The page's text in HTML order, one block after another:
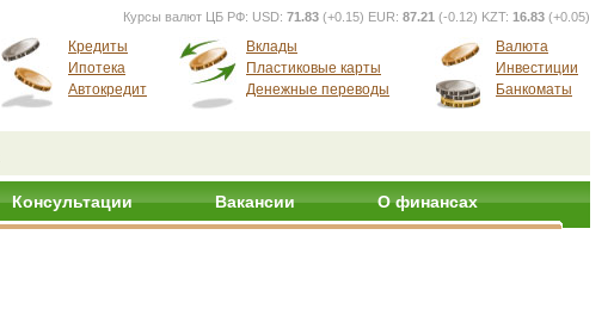
Курсы валют ЦБ РФ: USD: 71.83 (+0.15) EUR: 87.21 (-0.12) KZT: 16.83 (+0.05)
Кредиты
Ипотека
Автокредит
Вклады
Пластиковые карты
Денежные переводы
Валюта
Инвестиции
Банкоматы
Консультации Вакансии О финансах